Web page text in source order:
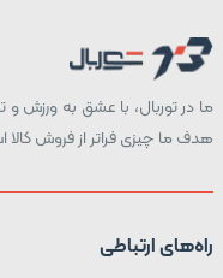
ما در توربال، با عشق به ورزش و
هدف ما چیزی فراتر از فروش
راه‌های ارتباطی